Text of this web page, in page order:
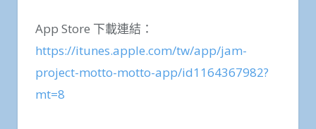
App Store 下載連結：
https://itunes.apple.com/tw/app/jam-
project-motto-motto-app/id1164367982?
mt=8